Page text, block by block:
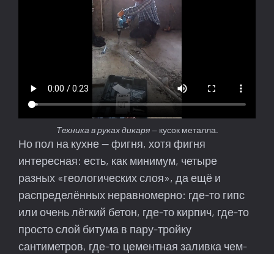
Техника в руках дикаря— кусок металла.
Но пол на кухне — фигня, хотя фигня
интересная: есть, как минимум, четыре
разных «геологических слоя», да ещё и
распределённых неравномерно: где-то гипс
или очень лёгкий бетон, где-то кирпич, где-то
просто слой битума в пару-тройку
сантиметров, где-то цементная заливка чем-